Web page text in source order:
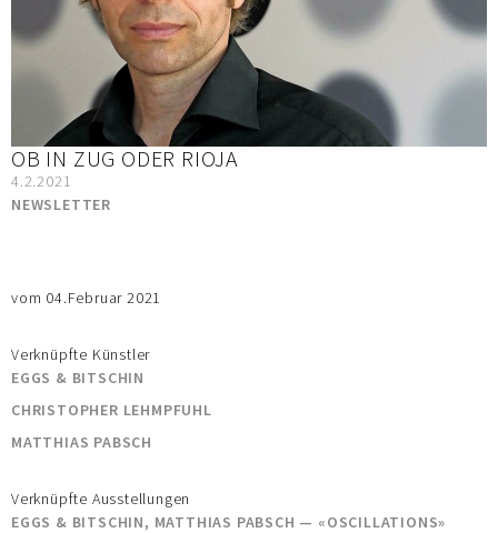
OB IN ZUG ODER RIOJA
4.2.2021
NEWSLETTER
vom 04.Februar 2021
Verknüpfte Künstler
EGGS & BITSCHIN
CHRISTOPHER LEHMPFUHL
MATTHIAS PABSCH
Verknüpfte Ausstellungen
EGGS & BITSCHIN, MATTHIAS PABSCH — «OSCILLATIONS»